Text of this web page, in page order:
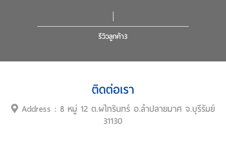
รีวิวลูกค้า3
ติดต่อเรา
Address : 8 หมู่ 12 ต.ผไทรินทร์ อ.ลำปลายมาศ จ.บุรีรัมย์
31130